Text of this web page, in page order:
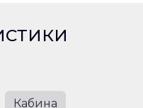
Кабина